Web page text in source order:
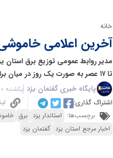
خانه
آخرین اعلامی خاموشی‌های
تا ۱۷ عصر به صورت یک روز در میان برای مشترکان خانگی استان یزد اعمال می‌شود.
پایگاه خبری گفتمان یزد یکشنبه 30 دی 1403 - 16:41
اشتراک گذاری:
برچسب‌ها: استاندار یزد برق
اخبار مرجع استان یزد گفتمان یزد